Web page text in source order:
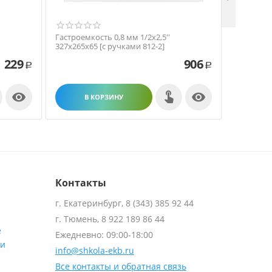
229 Р

Гастроемкость 0,8 мм 1/2х2,5''
327х265х65 [с ручками 812-2]
906 Р
В КОРЗИНУ 
Контакты
г. Екатеринбург, 8 (343) 385 92 44
г. Тюмень, 8 922 189 86 44
Ежедневно: 09:00-18:00
info@shkola-ekb.ru
Все контакты и обратная связь